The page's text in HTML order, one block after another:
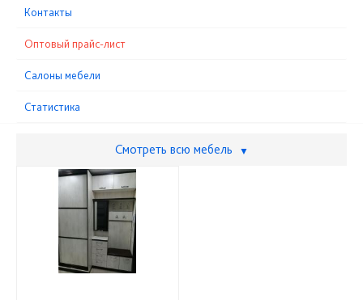
Контакты
Оптовый прайс-лист
Cалоны мебели
Статистика
Смотреть всю мебель ▼